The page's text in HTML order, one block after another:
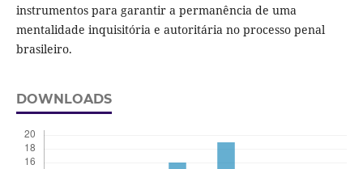
instrumentos para garantir a permanência de uma
mentalidade inquisitória e autoritária no processo penal
brasileiro.
DOWNLOADS